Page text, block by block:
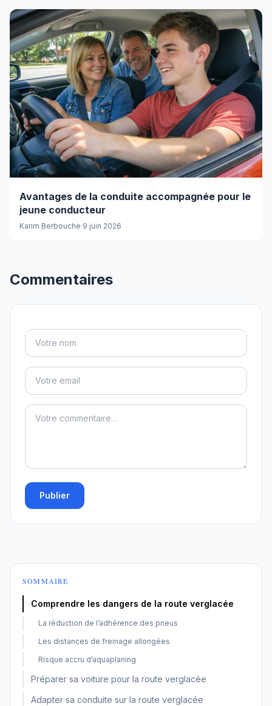
Avantages de la conduite accompagnée pour le
jeune conducteur
Karim Berbouche·9 juin 2026
Commentaires
Publier
SOMMAIRE
Comprendre les dangers de la route verglacée
La réduction de l’adhérence des pneus
Les distances de freinage allongées
Risque accru d’aquaplaning
Préparer sa voiture pour la route verglacée
Adapter sa conduite sur la route verglacée